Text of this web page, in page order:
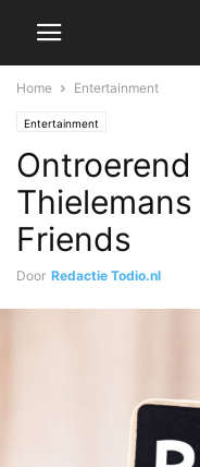
Home Entertainment
Entertainment
Friends
Door Redactie Todio.nl